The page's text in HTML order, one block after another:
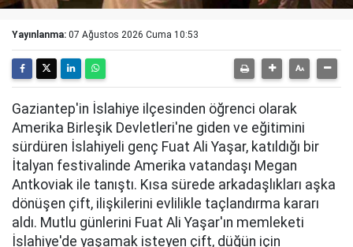
Yayınlanma: 07 Ağustos 2026 Cuma 10:53
Gaziantep'in İslahiye ilçesinden öğrenci olarak
Amerika Birleşik Devletleri'ne giden ve eğitimini
sürdüren İslahiyeli genç Fuat Ali Yaşar, katıldığı bir
İtalyan festivalinde Amerika vatandaşı Megan
Antkoviak ile tanıştı. Kısa sürede arkadaşlıkları aşka
dönüşen çift, ilişkilerini evlilikle taçlandırma kararı
aldı. Mutlu günlerini Fuat Ali Yaşar'ın memleketi
İslahiye'de yaşamak isteyen çift, düğün için